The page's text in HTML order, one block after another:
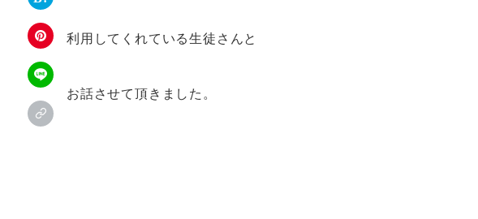
利用してくれている生徒さんと
お話させて頂きました。